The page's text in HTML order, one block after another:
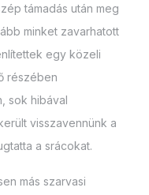
támadás után meg
minket zavarhatott
egy közeli
részében
sok hibával
visszavennünk a
a srácokat.
más szarvasi